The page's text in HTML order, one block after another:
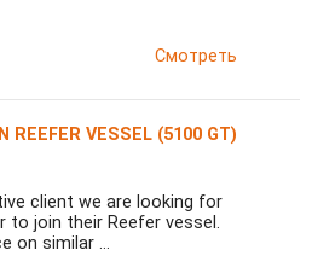
Смотреть
REEFER VESSEL (5100 GT)
client we are looking for
to join their Reefer vessel.
on similar …